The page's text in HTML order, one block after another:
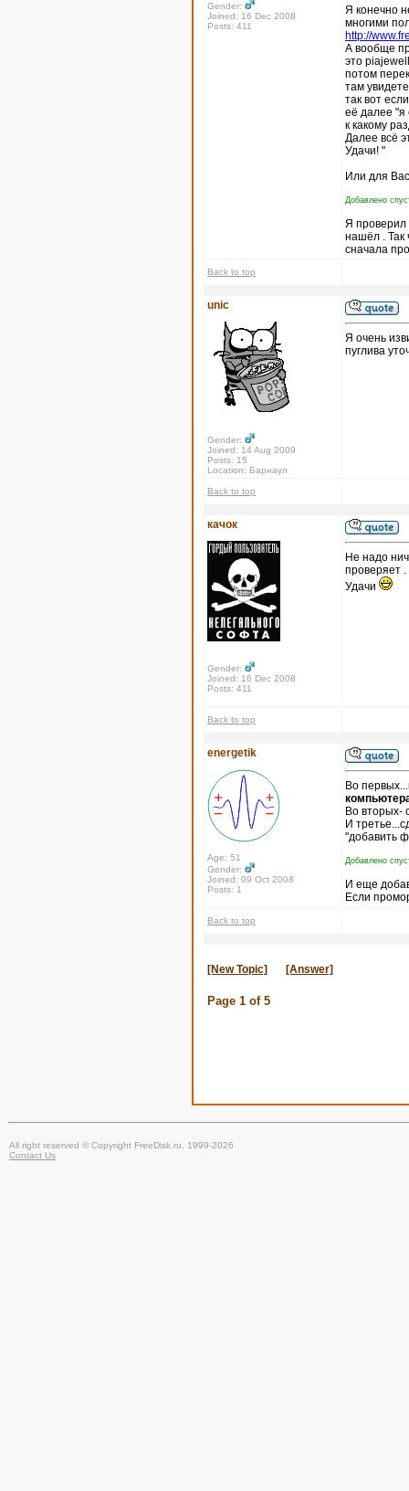
Gender:
Joined: 16 Dec 2008
Posts: 411
Я конечно
многими
http://
А вообще
это
потом
там
так вот
её далее "я
к какому
Далее всё
Удачи! "
Или для
Добавлено
Я проверил
нашёл . Так
сначала
Back to top
unic
Gender:
Joined: 14 Aug 2009
Posts: 15
Location: Барнаул
Я очень
пуглива
Back to top
качок
Gender:
Joined: 16 Dec 2008
Posts: 411
Не надо
проверяет .
Удачи
Back to top
energetik
Age: 51
Gender:
Joined: 09 Oct 2008
Posts: 1
Во
Во вторых-
И
"добавить
Добавлено
И еще
Если
Back to top
[New Topic] [Answer]
Page 1 of 5
All right reserved © Copyright FreeDisk.ru, 1999-2026
Contact Us